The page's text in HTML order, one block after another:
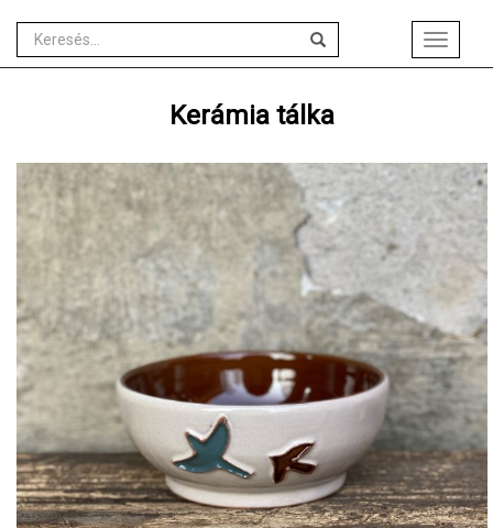
Toggle
Kerámia tálka